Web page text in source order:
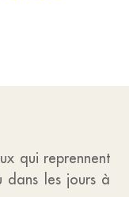
qui reprennent
dans les jours à